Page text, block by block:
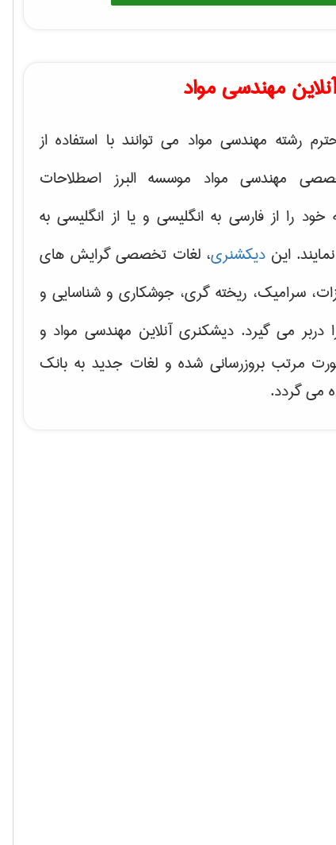
مهندسی مواد
رشته مهندسی مواد می توانند با استفاده از
مهندسی مواد موسسه البرز اصطلاحات
را از فارسی به انگلیسی و یا از انگلیسی به
ایندیکشنری، لغات تخصصی گرایش های
سرامیک، ریخته گری، جوشکاری و شناسایی و
دربر می گیرد. دیشکنری آنلاین مهندسی مواد و
مرتب بروزرسانی شده و لغات جدید به بانک
می گردد.